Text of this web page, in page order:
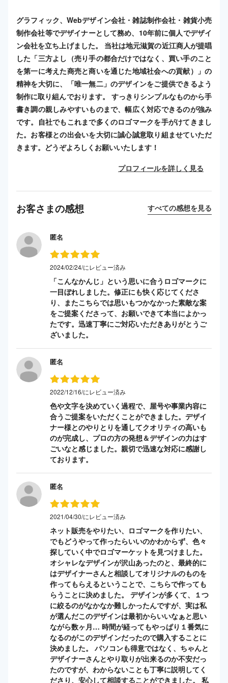
グラフィック、Webデザイン会社・雑誌制作会社・雑貨小売
制作会社等でデザイナーとして務め、10年前に個人でデザイ
ン会社を立ち上げました。 当社は地元滋賀の近江商人が提唱
した「三方よし（売り手の都合だけではなく、買い手のこと
を第一に考えた商売と商いを通じた地域社会への貢献）」の
精神を大切に、「唯一無二」のデザインをご提供できるよう
制作に取り組んでおります。 すっきりシンプルなものから手
書き調の親しみやすいものまで、幅広く対応できるのが強み
です。自社でもこれまで多くのロゴマークを手がけてきまし
た。お客様との出会いを大切に誠心誠意取り組ませていただ
きます。どうぞよろしくお願いいたします！
プロフィールを詳しく見る
お客さまの感想 すべての感想を見る
匿名
2024/02/24/にレビュー済み
「こんなかんじ」という思いに合うロゴマークに
一目ぼれしました。修正にも快く応じてくださ
り、またこちらでは思いもつかなかった素敵な案
をご提案くださって、お願いできて本当によかっ
たです。迅速丁寧にご対応いただきありがとうご
ざいました。
匿名
2022/12/16/にレビュー済み
色や文字を決めていく過程で、屋号や事業内容に
合うご提案をいただくことができました。デザイ
ナー様とのやりとりを通してクオリティの高いも
のが完成し、プロの方の発想＆デザインの力はす
ごいなと感じました。親切で迅速な対応に感謝し
ております。
匿名
2021/04/30/にレビュー済み
ネット販売をやりたい、ロゴマークを作りたい、
でもどうやって作ったらいいのかわからず、色々
探していく中でロゴマーケットを見つけました。
オシャレなデザインが沢山あったのと、最終的に
はデザイナーさんと相談してオリジナルのものを
作ってもらえるということで、こちらで作っても
らうことに決めました。 デザインが多くて、１つ
に絞るのがなかなか難しかったんですが、実は私
が選んだこのデザインは最初からいいなぁと思い
ながら数ヶ月… 時間が経ってもやっぱり１番気に
なるのがこのデザインだったので購入することに
決めました。 パソコンも得意ではなく、ちゃんと
デザイナーさんとやり取りが出来るのか不安だっ
たのですが、わからないことも丁寧に説明してく
ださり、安心して相談することができました。 私